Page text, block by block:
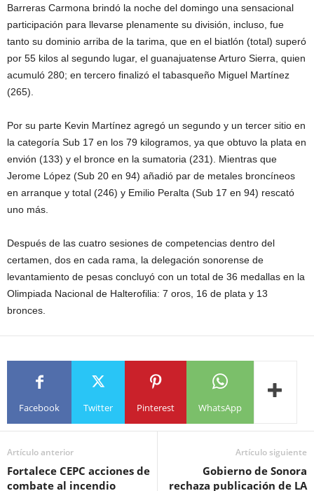
Barreras Carmona brindó la noche del domingo una sensacional
participación para llevarse plenamente su división, incluso, fue
tanto su dominio arriba de la tarima, que en el biatlón (total) superó
por 55 kilos al segundo lugar, el guanajuatense Arturo Sierra, quien
acumuló 280; en tercero finalizó el tabasqueño Miguel Martínez
(265).
Por su parte Kevin Martínez agregó un segundo y un tercer sitio en
la categoría Sub 17 en los 79 kilogramos, ya que obtuvo la plata en
envión (133) y el bronce en la sumatoria (231). Mientras que
Jerome López (Sub 20 en 94) añadió par de metales broncíneos
en arranque y total (246) y Emilio Peralta (Sub 17 en 94) rescató
uno más.
Después de las cuatro sesiones de competencias dentro del
certamen, dos en cada rama, la delegación sonorense de
levantamiento de pesas concluyó con un total de 36 medallas en la
Olimpiada Nacional de Halterofilia: 7 oros, 16 de plata y 13
bronces.
Facebook Twitter Pinterest WhatsApp
Artículo anterior
Fortalece CEPC acciones de
combate al incendio
Artículo siguiente
Gobierno de Sonora
rechaza publicación de LA